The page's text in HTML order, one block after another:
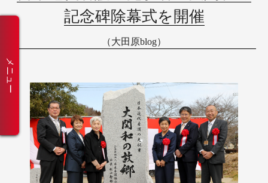
メニュー
記念碑除幕式を開催
（大田原blog）